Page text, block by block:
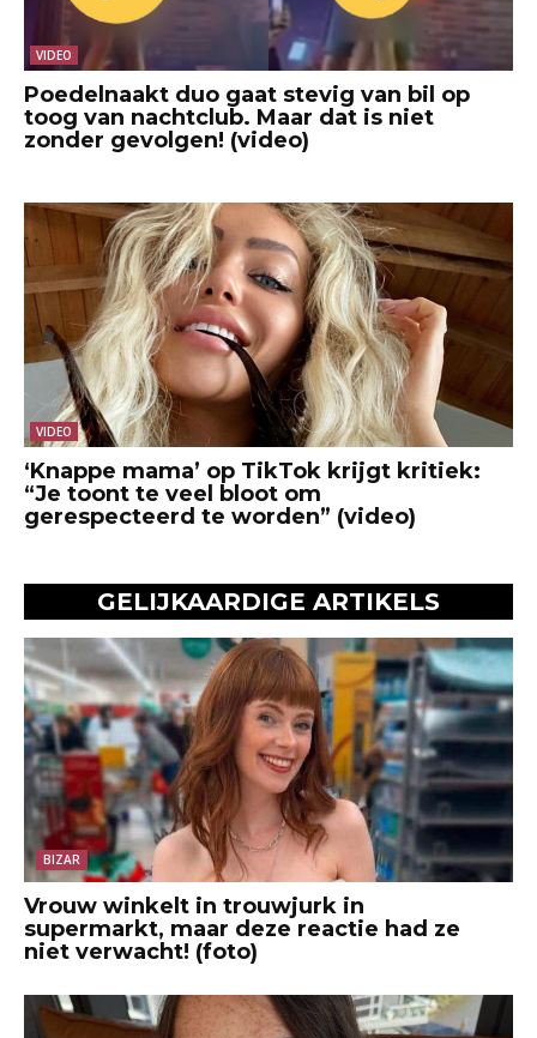
VIDEO
Poedelnaakt duo gaat stevig van bil op
toog van nachtclub. Maar dat is niet
zonder gevolgen! (video)
VIDEO
‘Knappe mama’ op TikTok krijgt kritiek:
“Je toont te veel bloot om
gerespecteerd te worden” (video)
GELIJKAARDIGE ARTIKELS
BIZAR
Vrouw winkelt in trouwjurk in
supermarkt, maar deze reactie had ze
niet verwacht! (foto)